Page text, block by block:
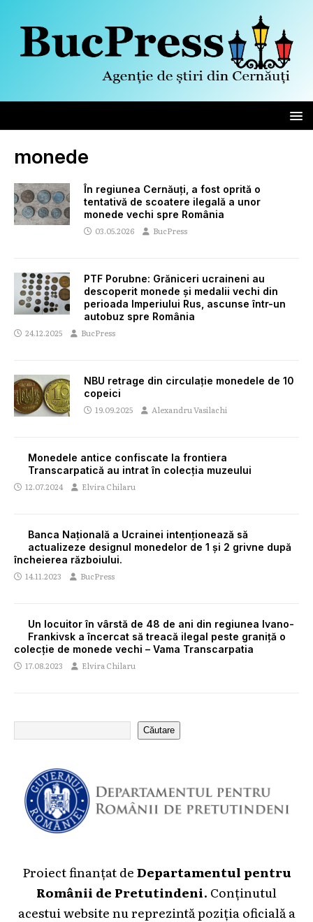
monede
În regiunea Cernăuți, a fost oprită o
tentativă de scoatere ilegală a unor
monede vechi spre România
03.05.2026 BucPress
PTF Porubne: Grăniceri ucraineni au
descoperit monede și medalii vechi din
perioada Imperiului Rus, ascunse într-un
autobuz spre România
24.12.2025 BucPress
NBU retrage din circulație monedele de 10
copeici
19.09.2025 Alexandru Vasilachi
Monedele antice confiscate la frontiera
Transcarpatică au intrat în colecția muzeului
12.07.2024 Elvira Chilaru
Banca Națională a Ucrainei intenționează să
actualizeze designul monedelor de 1 și 2 grivne după
încheierea războiului.
14.11.2023 BucPress
Un locuitor în vârstă de 48 de ani din regiunea Ivano-
Frankivsk a încercat să treacă ilegal peste graniță o
colecție de monede vechi – Vama Transcarpatia
17.08.2023 Elvira Chilaru
Căutare
Proiect finanțat deDepartamentul pentru
Românii de Pretutindeni. Conținutul
acestui website nu reprezintă poziția oficială a